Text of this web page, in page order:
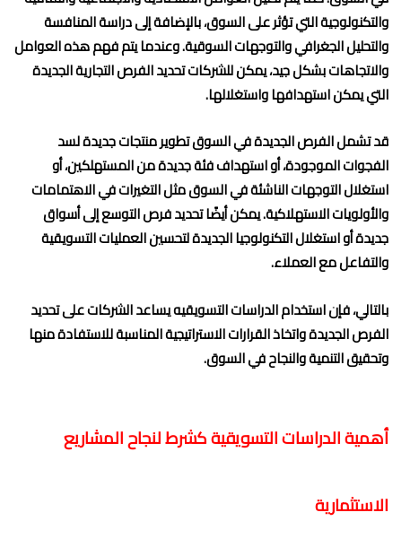
والتكنولوجية التي تؤثر على السوق، بالإضافة إلى دراسة المنافسة
والتحليل الجغرافي والتوجهات السوقية. وعندما يتم فهم هذه العوامل
والاتجاهات بشكل جيد، يمكن للشركات تحديد الفرص التجارية الجديدة
التي يمكن استهدافها واستغلالها.
قد تشمل الفرص الجديدة في السوق تطوير منتجات جديدة لسد
الفجوات الموجودة، أو استهداف فئة جديدة من المستهلكين، أو
استغلال التوجهات الناشئة في السوق مثل التغيرات في الاهتمامات
والأولويات الاستهلاكية. يمكن أيضًا تحديد فرص التوسع إلى أسواق
جديدة أو استغلال التكنولوجيا الجديدة لتحسين العمليات التسويقية
والتفاعل مع العملاء.
بالتالي، فإن استخدام الدراسات التسويقيه يساعد الشركات على تحديد
الفرص الجديدة واتخاذ القرارات الاستراتيجية المناسبة للاستفادة منها
وتحقيق التنمية والنجاح في السوق.
أهمية الدراسات التسويقية كشرط لنجاح المشاريع
الاستثمارية